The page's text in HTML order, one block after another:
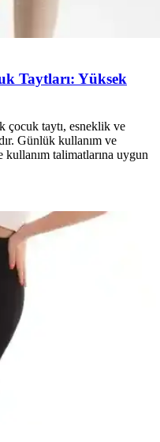
Taytları: Yüksek
çocuk taytı, esneklik ve
Günlük kullanım ve
talimatlarına uygun